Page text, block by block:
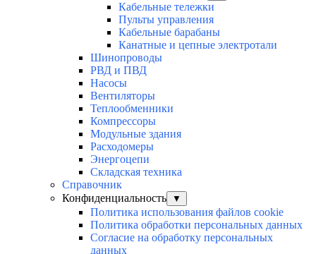
Кабельные тележки
Пульты управления
Кабельные барабаны
Канатные и цепные электротали
Шинопроводы
РВД и ПВД
Насосы
Вентиляторы
Теплообменники
Компрессоры
Модульные здания
Расходомеры
Энергоцепи
Складская техника
Справочник
Конфиденциальность
▼
Политика использования файлов cookie
Политика обработки персональных данных
Согласие на обработку персональных
данных